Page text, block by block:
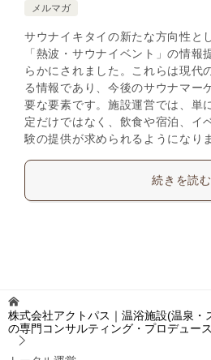
メルマガ
サウナイキタイの新たな方向性と
「熱波・サウナイベント」の情報
らかにされました。これらは現代
る情報であり、今後のサウナマー
要な要素です。施設運営では、単
定だけではなく、飲食や宿泊、イ
験の提供が求められるようになり
続きを読む
株式会社アクトパス｜温浴施設(温泉・
の専門コンサルティング・プロデュース